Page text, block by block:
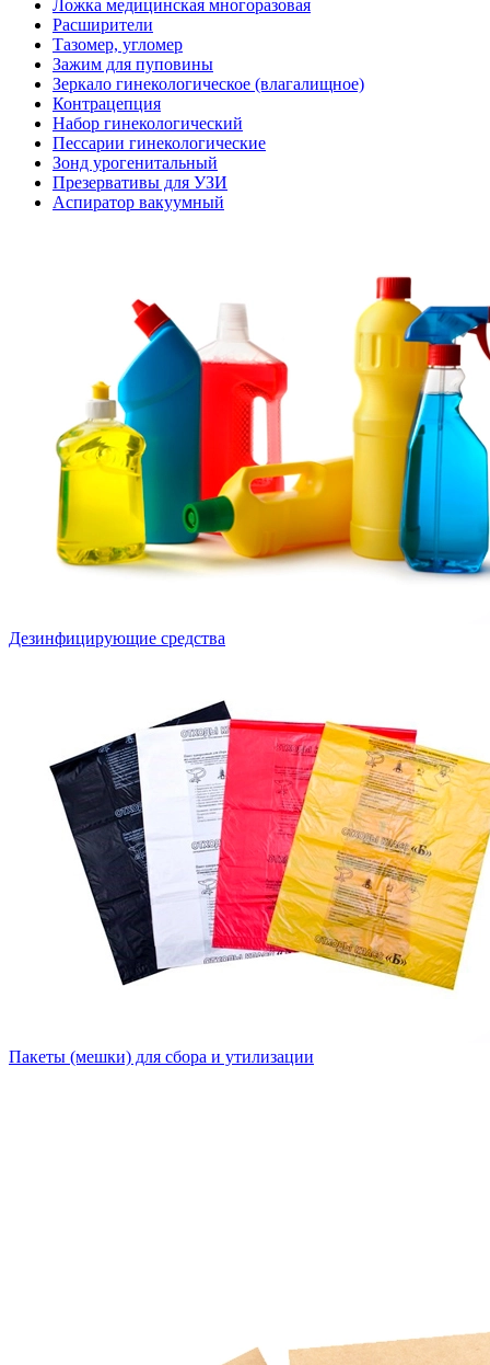
Ложка медицинская многоразовая
Расширители
Тазомер, угломер
Зажим для пуповины
Зеркало гинекологическое (влагалищное)
Контрацепция
Набор гинекологический
Пессарии гинекологические
Зонд урогенитальный
Презервативы для УЗИ
Аспиратор вакуумный
Дезинфицирующие средства
Пакеты (мешки) для сбора и утилизации